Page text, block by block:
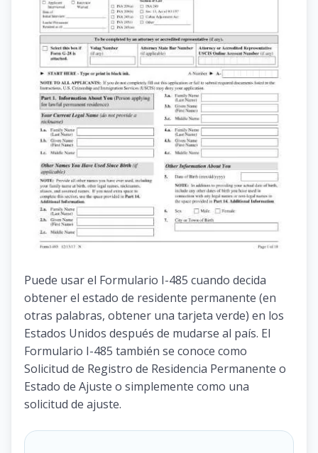
Puede usar el Formulario I-485 cuando decida
obtener el estado de residente permanente (en
otras palabras, obtener una tarjeta verde) en los
Estados Unidos después de mudarse al país. El
Formulario I-485 también se conoce como
Solicitud de Registro de Residencia Permanente o
Estado de Ajuste o simplemente como una
solicitud de ajuste.